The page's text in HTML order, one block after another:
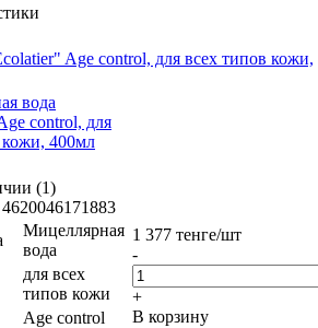
Age control, для всех типов кожи,
вода
control, для
кожи, 400мл
(1)
Мицеллярная
вода
для всех
типов кожи
Age control
1 377 тенге/шт
-
+
В корзину